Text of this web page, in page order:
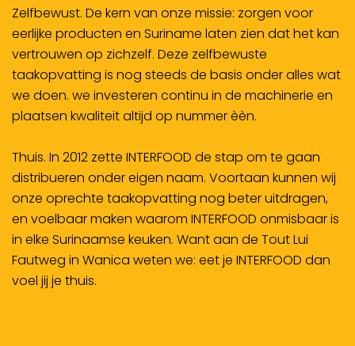
Zelfbewust. De kern van onze missie: zorgen voor
eerlijke producten en Suriname laten zien dat het kan
vertrouwen op zichzelf. Deze zelfbewuste
taakopvatting is nog steeds de basis onder alles wat
we doen. we investeren continu in de machinerie en
plaatsen kwaliteit altijd op nummer èèn.
Thuis. In 2012 zette INTERFOOD de stap om te gaan
distribueren onder eigen naam. Voortaan kunnen wij
onze oprechte taakopvatting nog beter uitdragen,
en voelbaar maken waarom INTERFOOD onmisbaar is
in elke Surinaamse keuken. Want aan de Tout Lui
Fautweg in Wanica weten we: eet je INTERFOOD dan
voel jij je thuis.